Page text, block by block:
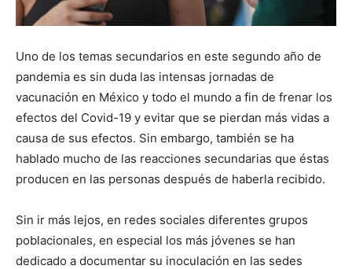
Uno de los temas secundarios en este segundo año de
pandemia es sin duda las intensas jornadas de
vacunación en México y todo el mundo a fin de frenar los
efectos del Covid-19 y evitar que se pierdan más vidas a
causa de sus efectos. Sin embargo, también se ha
hablado mucho de las reacciones secundarias que éstas
producen en las personas después de haberla recibido.
Sin ir más lejos, en redes sociales diferentes grupos
poblacionales, en especial los más jóvenes se han
dedicado a documentar su inoculación en las sedes